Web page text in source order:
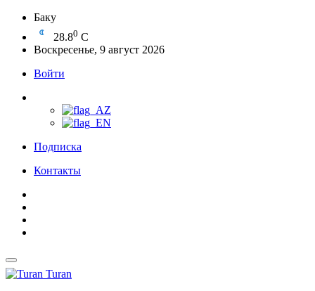
Баку
28.80 C
Воскресенье, 9 август 2026
Войти
Подписка
Контакты
Turan